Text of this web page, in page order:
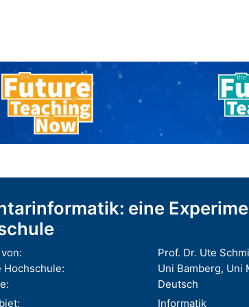
eine
Prof. Dr. Ute
Hochschule:
Uni Bamberg, Uni
Deutsch
Informatik